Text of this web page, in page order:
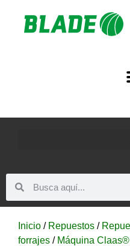
Inicio / Repuestos /
forrajes / Máquina